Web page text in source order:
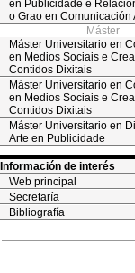
en Publicidade e
o Grao en Comunicación
Máster
Máster Universitario en
en Medios Sociais e
Contidos Dixitais
Máster Universitario en
en Medios Sociais e
Contidos Dixitais
Máster Universitario en
Arte en Publicidade
Información de interés
Web principal
Secretaría
Bibliografía